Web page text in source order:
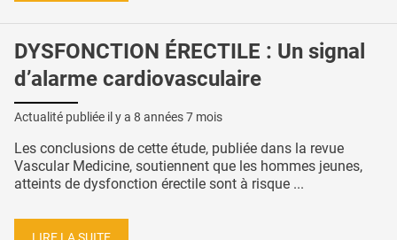
DYSFONCTION ÉRECTILE : Un signal
d’alarme cardiovasculaire
Actualité publiée il y a 8 années 7 mois
Les conclusions de cette étude, publiée dans la revue
Vascular Medicine, soutiennent que les hommes jeunes,
atteints de dysfonction érectile sont à risque ...